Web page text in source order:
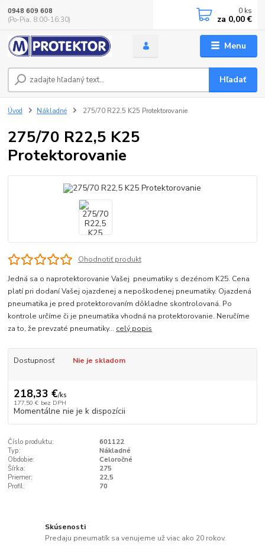
Menu
Hľadať
0948 609 608
(Po-Pia, 8:00-16:30)
0 ks
za 0,00 €
Úvod Nákladné 275/70 R22,5 K25 Protektorovanie
275/70 R22,5 K25
Protektorovanie
Ohodnotiť produkt
Jedná sa o naprotektorovanie Vašej pneumatiky s dezénom K25. Cena
platí pri dodaní Vašej ojazdenej a nepoškodenej pneumatiky. Ojazdená
pneumatika je pred protektorovaním dôkladne skontrolovaná. Po
kontrole určíme či je pneumatika vhodná na protektorovanie. Neručíme
za to, že prevzaté pneumatiky... celý popis
Dostupnosť Nie je skladom
218,33 €/ks
177,50 € bez DPH
Momentálne nie je k dispozícii
Číslo produktu:
601122
Typ:
Nákladné
Obdobie:
Celoročné
Šírka:
275
Priemer:
22,5
Profil:
70
Skúsenosti
Predaju pneumatík sa venujeme už viac ako 20 rokov.